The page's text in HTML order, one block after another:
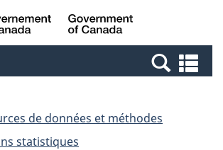
Passer
au
Passer
à
Canada
et
de données et méthodes
statistiques